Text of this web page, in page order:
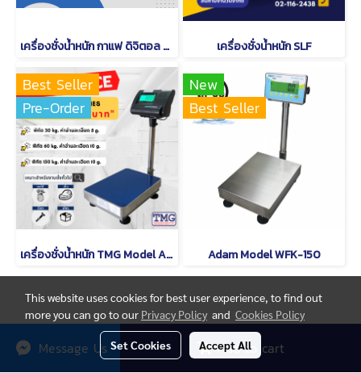
Add to cart
Message Us
เครื่องชั่งน้ำหนัก กาแฟ ดิจิตอล CAMRY EK 2912 R เครื่องชั่งน้ำหนัก SLF
Best Seller
Pre-Order
เครื่องชั่งน้ำหนัก TMG Model A12
New
Best Seller
Adam Model WFK-150
© Copyright thaimetrology.com 2026. All Rights Reserved.
This website uses cookies for best user experience, to find out
more you can go to our Privacy Policy and Cookies Policy
Set Cookies Accept All